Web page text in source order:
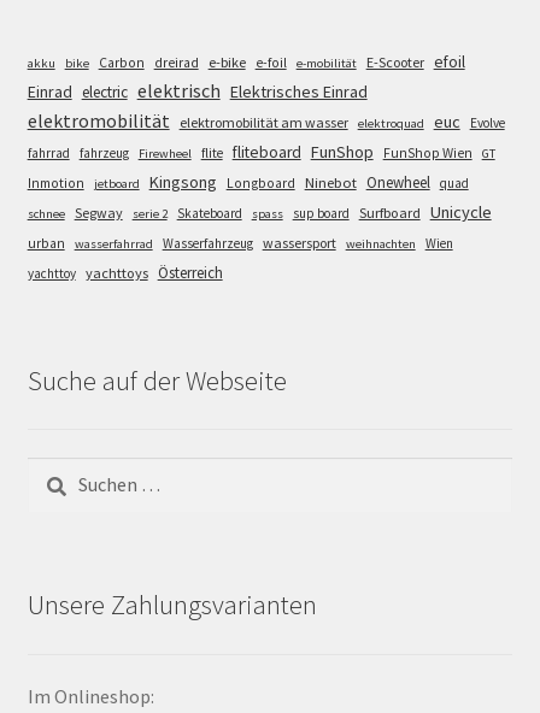
akku bike Carbon dreirad e-bike e-foil e-mobilität E-Scooter efoil
Einrad electric elektrisch Elektrisches Einrad
elektromobilität elektromobilität am wasser elektroquad euc
Evolve
fahrrad
fahrzeug Firewheel flite fliteboard FunShop FunShop Wien GT
Inmotion jetboard Kingsong Longboard Ninebot Onewheel quad
schnee Segway serie 2 Skateboard spass sup board Surfboard Unicycle
urban wasserfahrrad Wasserfahrzeug wassersport weihnachten
Wien
yachttoy yachttoys Österreich
Suche auf der Webseite
nach:
Unsere Zahlungsvarianten
Im Onlineshop: